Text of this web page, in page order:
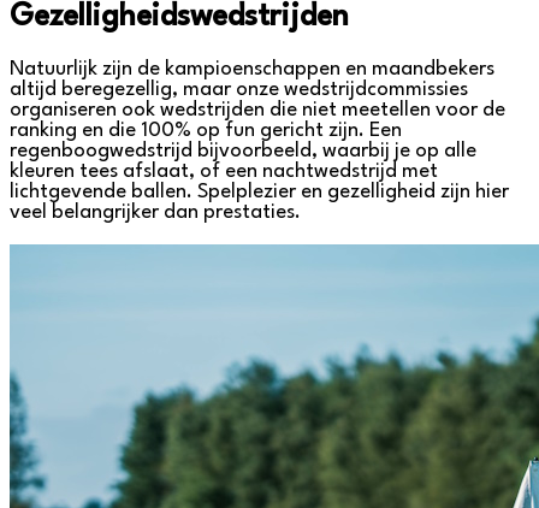
Gezelligheidswedstrijden
Natuurlijk zijn de kampioenschappen en maandbekers
altijd beregezellig, maar onze wedstrijdcommissies
organiseren ook wedstrijden die niet meetellen voor de
ranking en die 100% op fun gericht zijn. Een
regenboogwedstrijd bijvoorbeeld, waarbij je op alle
kleuren tees afslaat, of een nachtwedstrijd met
lichtgevende ballen. Spelplezier en gezelligheid zijn hier
veel belangrijker dan prestaties.